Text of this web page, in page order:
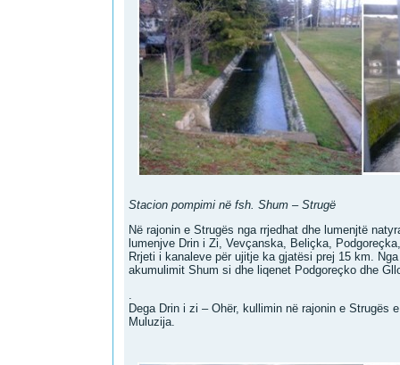
Stacion pompimi në fsh. Shum – Strugë
Në rajonin e Strugës nga rrjedhat dhe lumenjtë
lumenjve Drin i Zi, Vevçanska, Beliçka,
Rrjeti i kanaleve për ujitje ka gjatësi prej 15 km.
akumulimit Shum si dhe liqenet Podgoreçko dhe
.
Dega Drin i zi – Ohër, kullimin në rajonin e Strugës
Muluzija.